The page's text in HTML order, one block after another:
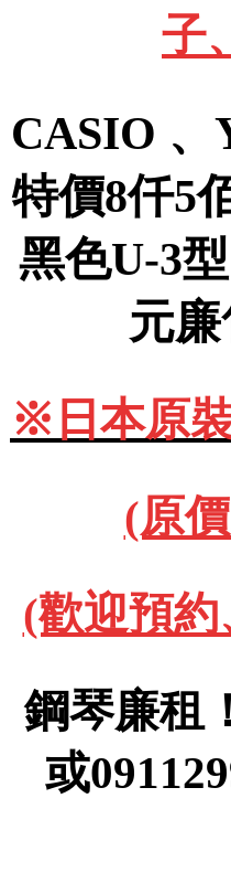
子
CASIO
特價8仟5
黑色U-3
元
※日本原
(原
(歡迎預約
鋼琴廉租
或